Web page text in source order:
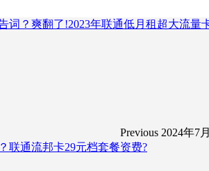
词？爽翻了!2023年联通低月租超大流
Previous 2024年7
联通流邦卡29元档套餐资费?